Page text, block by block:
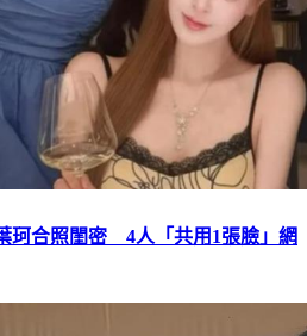
珂合照閨密 4人「共用1張臉」網